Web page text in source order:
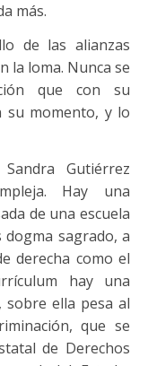
más.
de las alianzas
la loma. Nunca se
que con su
su momento, y lo
Gutiérrez
Hay una
de una escuela
sagrado, a
derecha como el
hay una
sobre ella pesa al
que se
de Derechos